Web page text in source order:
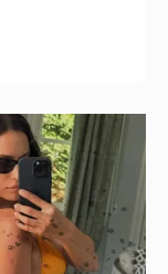
в бикини